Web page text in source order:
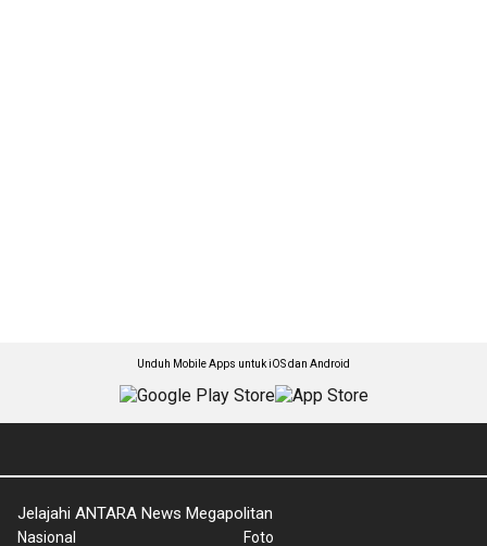
Unduh Mobile Apps untuk iOS dan Android
Jelajahi ANTARA News Megapolitan
Nasional Foto